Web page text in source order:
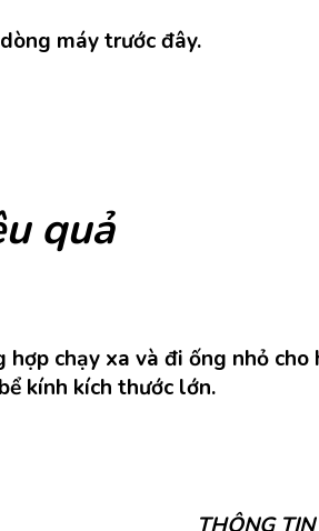
máy trước đây.
quả
chạy xa và đi ống nhỏ cho
kính kích thước lớn.
THÔNG